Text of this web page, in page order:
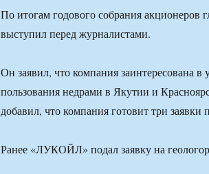
По итогам годового собрания
выступил перед журналистами.
Он заявил, что компания заинтересована в
пользования недрами в Якутии и
добавил, что компания готовит три
Ранее «ЛУКОЙЛ» подал заявку на